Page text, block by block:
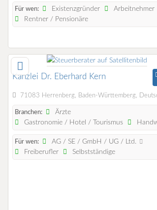
Für wen: Existenzgründer
Arbeitnehmer
Rentner / Pensionäre
Kanzlei Dr. Eberhard Kern
71083 Herrenberg, Baden-Württemberg,
Branchen:
Ärzte
Gastronomie / Hotel / Tourismus
Für wen:
AG / SE / GmbH / UG / Ltd.
Freiberufler
Selbstständige